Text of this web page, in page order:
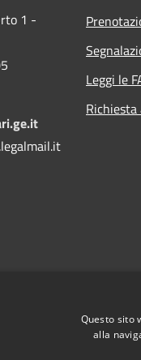
1 -
Leggi le
Questo sito
alla